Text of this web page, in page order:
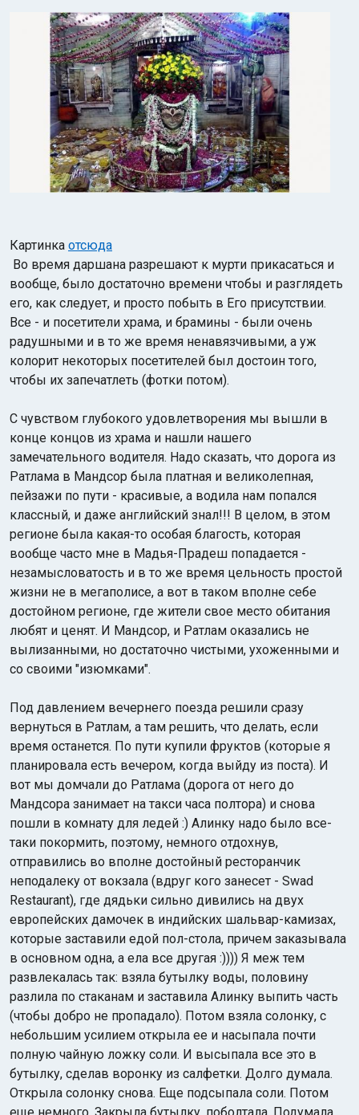
Картинка отсюда
Во время даршана разрешают к мурти прикасаться и
вообще, было достаточно времени чтобы и разглядеть
его, как следует, и просто побыть в Его присутствии.
Все - и посетители храма, и брамины - были очень
радушными и в то же время ненавязчивыми, а уж
колорит некоторых посетителей был достоин того,
чтобы их запечатлеть (фотки потом).
С чувством глубокого удовлетворения мы вышли в
конце концов из храма и нашли нашего
замечательного водителя. Надо сказать, что дорога из
Ратлама в Мандсор была платная и великолепная,
пейзажи по пути - красивые, а водила нам попался
классный, и даже английский знал!!! В целом, в этом
регионе была какая-то особая благость, которая
вообще часто мне в Мадья-Прадеш попадается -
незамысловатость и в то же время цельность простой
жизни не в мегаполисе, а вот в таком вполне себе
достойном регионе, где жители свое место обитания
любят и ценят. И Мандсор, и Ратлам оказались не
вылизанными, но достаточно чистыми, ухоженными и
со своими "изюмками".
Под давлением вечернего поезда решили сразу
вернуться в Ратлам, а там решить, что делать, если
время останется. По пути купили фруктов (которые я
планировала есть вечером, когда выйду из поста). И
вот мы домчали до Ратлама (дорога от него до
Мандсора занимает на такси часа полтора) и снова
пошли в комнату для ледей :) Алинку надо было все-
таки покормить, поэтому, немного отдохнув,
отправились во вполне достойный ресторанчик
неподалеку от вокзала (вдруг кого занесет - Swad
Restaurant), где дядьки сильно дивились на двух
европейских дамочек в индийских шальвар-камизах,
которые заставили едой пол-стола, причем заказывала
в основном одна, а ела все другая :)))) Я меж тем
развлекалась так: взяла бутылку воды, половину
разлила по стаканам и заставила Алинку выпить часть
(чтобы добро не пропадало). Потом взяла солонку, с
небольшим усилием открыла ее и насыпала почти
полную чайную ложку соли. И высыпала все это в
бутылку, сделав воронку из салфетки. Долго думала.
Открыла солонку снова. Еще подсыпала соли. Потом